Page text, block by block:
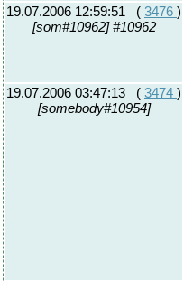
19.07.2006 12:59:51 ( 3476 )
[som#10962] #10962
19.07.2006 03:47:13 ( 3474 )
[somebody#10954]